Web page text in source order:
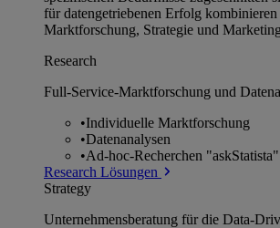
für datengetriebenen Erfolg
Marktforschung, Strategie und
Research
Full-Service-Marktforschung und
•Individuelle Marktforschung
•Datenanalysen
•Ad-hoc-Recherchen "askStatista"
Research Lösungen
Strategy
Unternehmens­beratung für die Data-